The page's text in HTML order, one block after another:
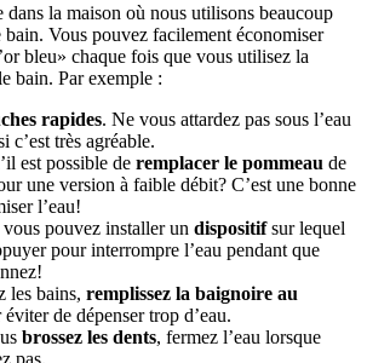
dans la maison où nous utilisons beaucoup
bain. Vous pouvez facilement économiser
bleu» chaque fois que vous utilisez la
bain. Par exemple :
rapides. Ne vous attardez pas sous l’eau
c’est très agréable.
est possible de remplacer le pommeau de
une version à faible débit? C’est une bonne
l’eau!
pouvez installer un dispositifsur lequel
pour interrompre l’eau pendant que
les bains, remplissez la baignoire au
éviter de dépenser trop d’eau.
brossez les dents, fermez l’eau lorsque
pas.